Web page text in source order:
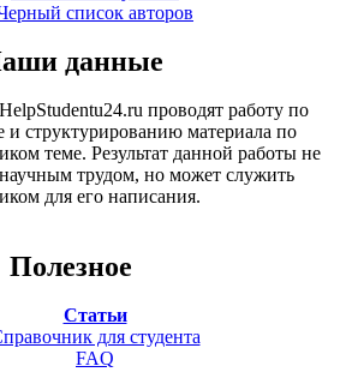
список авторов
данные
проводят работу по
и структурированию материала по
теме. Результат данной работы не
трудом, но может служить
для его написания.
Полезное
Статьи
для студента
FAQ